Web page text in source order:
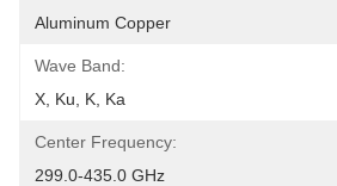
Aluminum Copper
Wave Band:
X, Ku, K, Ka
Center Frequency:
299.0-435.0 GHz